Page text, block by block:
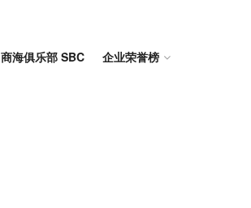
商海俱乐部 SBC 企业荣誉榜